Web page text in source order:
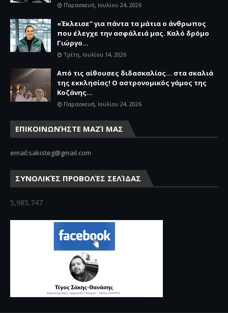
Παρασκευή, Ιουλίου 24, 2026
«Έκλεισε" για πάντα τα μάτια ο άνθρωπος
που έλεγχε την ασφάλειά μας. Καλό δρόμο
Γιώργο...
Τρίτη, Ιουλίου 14, 2026
Από τις αίθουσες διδασκαλίας… στα σκαλιά
της εκκλησίας! Ο αστρονομικός γάμος της
Κοζάνης...
Παρασκευή, Ιουλίου 24, 2026
ΕΠΙΚΟΙΝΩΝΉΣΤΕ ΜΑΖΊ ΜΑΣ
email:sakisteg@gmail.com
ΣΥΝΟΛΙΚΈΣ ΠΡΟΒΟΛΈΣ ΣΕΛΊΔΑΣ
5,985,747